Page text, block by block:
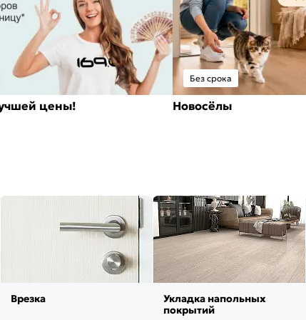
цены!
Без срока
Новосёлы
Врезка
Укладка напольных
покрытий